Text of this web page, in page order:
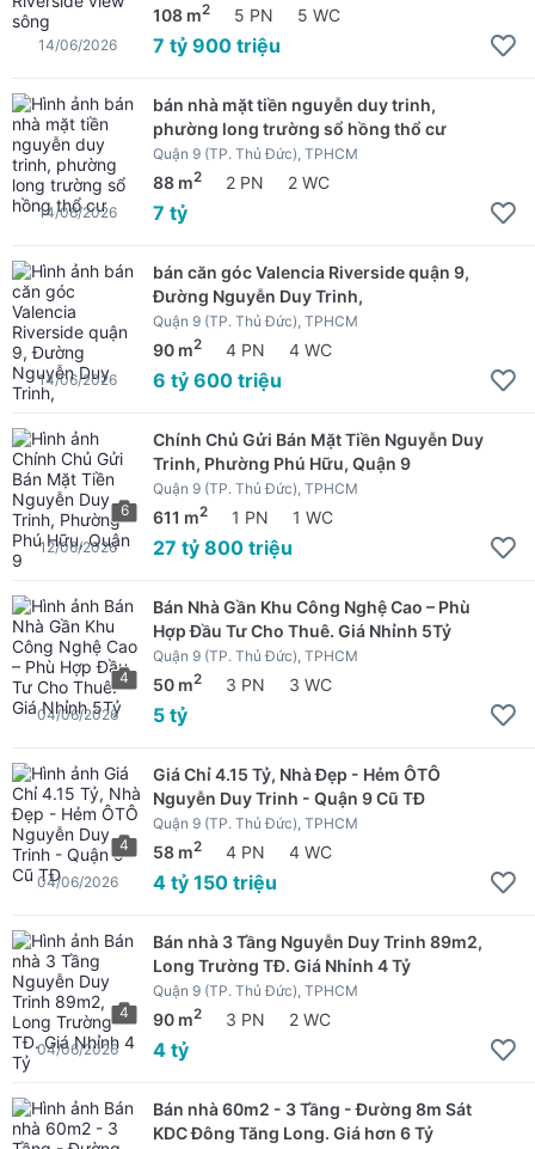
108 m2 5 PN 5 WC
7 tỷ 900 triệu
14/06/2026
bán nhà mặt tiền nguyễn duy trinh,
phường long trường sổ hồng thổ cư
Quận 9 (TP. Thủ Đức), TPHCM
88 m2 2 PN 2 WC
7 tỷ
14/06/2026
bán căn góc Valencia Riverside quận 9,
Đường Nguyễn Duy Trinh,
Quận 9 (TP. Thủ Đức), TPHCM
90 m2 4 PN 4 WC
6 tỷ 600 triệu
14/06/2026
6
Chính Chủ Gửi Bán Mặt Tiền Nguyễn Duy
Trinh, Phường Phú Hữu, Quận 9
Quận 9 (TP. Thủ Đức), TPHCM
611 m2 1 PN 1 WC
27 tỷ 800 triệu
12/06/2026
4
Bán Nhà Gần Khu Công Nghệ Cao – Phù
Hợp Đầu Tư Cho Thuê. Giá Nhỉnh 5Tỷ
Quận 9 (TP. Thủ Đức), TPHCM
50 m2 3 PN 3 WC
5 tỷ
04/06/2026
4
Giá Chỉ 4.15 Tỷ, Nhà Đẹp - Hẻm ÔTÔ
Nguyễn Duy Trinh - Quận 9 Cũ TĐ
Quận 9 (TP. Thủ Đức), TPHCM
58 m2 4 PN 4 WC
4 tỷ 150 triệu
04/06/2026
4
Bán nhà 3 Tầng Nguyễn Duy Trinh 89m2,
Long Trường TĐ. Giá Nhỉnh 4 Tỷ
Quận 9 (TP. Thủ Đức), TPHCM
90 m2 3 PN 2 WC
4 tỷ
04/06/2026
Bán nhà 60m2 - 3 Tầng - Đường 8m Sát
KDC Đông Tăng Long. Giá hơn 6 Tỷ